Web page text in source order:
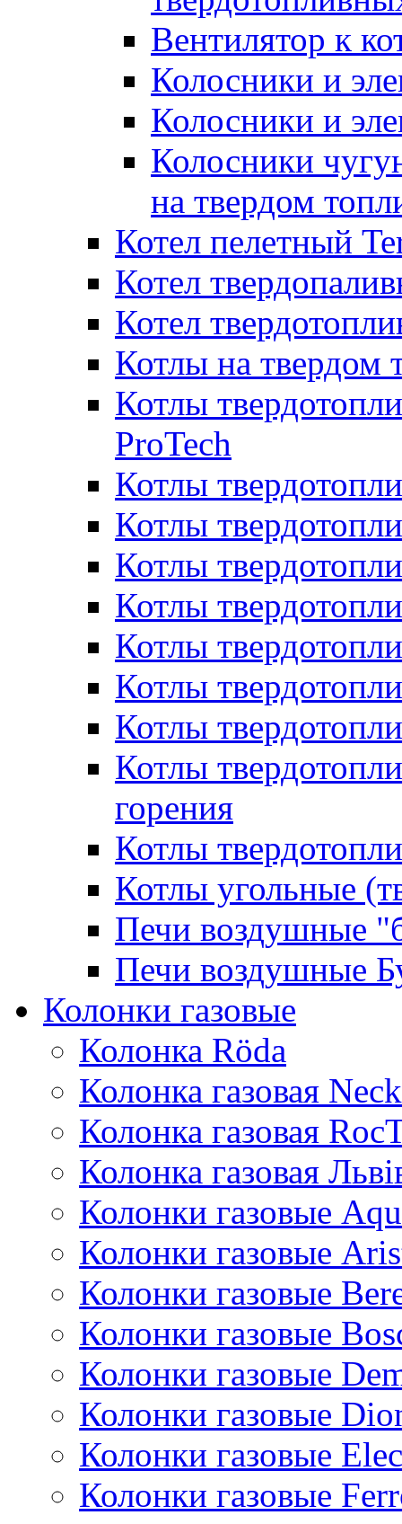
Вентилятор к
Колосники и
Колосники и
Колосники
на твердом
Котел пелетный
Котел
Котел
Котлы на твердом
Котлы
ProTech
Котлы
Котлы
Котлы
Котлы
Котлы
Котлы
Котлы
Котлы
горения
Котлы
Котлы угольные
Печи воздушные
Печи воздушные
Колонки газовые
Колонка Rӧda
Колонка газовая
Колонка газовая
Колонка газовая
Колонки газовые
Колонки газовые
Колонки газовые
Колонки газовые
Колонки газовые
Колонки газовые
Колонки газовые
Колонки газовые